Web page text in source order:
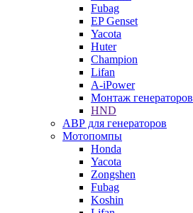
Fubag
EP Genset
Yacota
Huter
Champion
Lifan
A-iPower
Монтаж генераторов
HND
АВР для генераторов
Мотопомпы
Honda
Yacota
Zongshen
Fubag
Koshin